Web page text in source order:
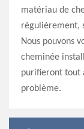
matériau de
régulièrement,
Nous pouvons
cheminée
purifieront tout
problème.